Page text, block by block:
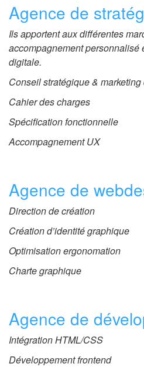
Agence de
Ils apportent aux différentes
accompagnement personnalisé
digitale.
Conseil stratégique &
Cahier des charges
Spécification fonctionnelle
Accompagnement UX
Agence de
Direction de création
Création d’identité graphique
Optimisation ergonomation
Charte graphique
Agence de
Intégration HTML/CSS
Développement frontend